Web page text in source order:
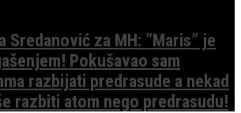
Sredanović za MH: ”Maris” je
Pokušavao sam
razbijati predrasude a nekad
razbiti atom nego predrasudu!